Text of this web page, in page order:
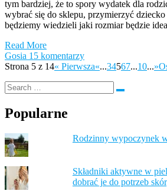
tym bardziej, że to spory wydatek dla
wybrać się do sklepu, przymierzyć
będziemy wiedzieli jaki rozmiar będzie
Read More
Gosia 15 komentarzy
Strona 5 z 14« Pierwsza«...34567...10...»
Popularne
Rodzinny wypoczynek
Składniki aktywne w
dobrać je do potrzeb